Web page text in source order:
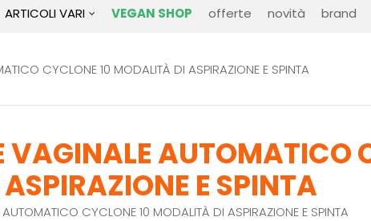
ARTICOLI VARI VEGAN SHOP offerte novità brand
CYCLONE 10 MODALITÀ DI ASPIRAZIONE E SPINTA
AUTOMATICO
E SPINTA
CYCLONE 10 MODALITÀ DI ASPIRAZIONE E SPINTA